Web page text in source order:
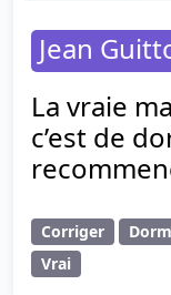
Jean
La vraie
c’est de
Corriger
Vrai